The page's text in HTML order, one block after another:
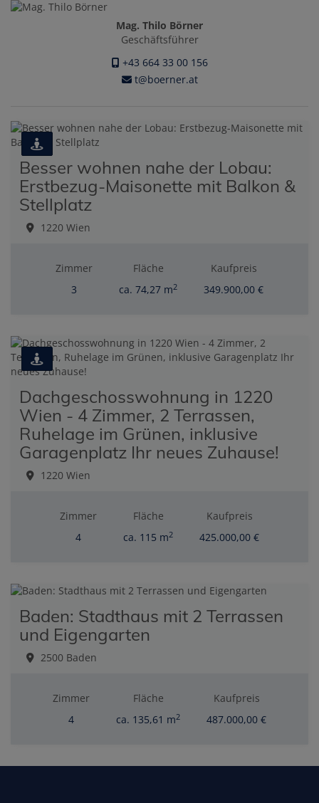
Mag. Thilo Börner
Geschäftsführer
+43 664 33 00 156
t@boerner.at
Besser wohnen nahe der Lobau:
Erstbezug-Maisonette mit Balkon &
Stellplatz
1220 Wien
Zimmer
3
Fläche
ca. 74,27 m2
Kaufpreis
349.900,00 €
Dachgeschosswohnung in 1220
Wien - 4 Zimmer, 2 Terrassen,
Ruhelage im Grünen, inklusive
Garagenplatz Ihr neues Zuhause!
1220 Wien
Zimmer
4
Fläche
ca. 115 m2
Kaufpreis
425.000,00 €
Baden: Stadthaus mit 2 Terrassen
und Eigengarten
2500 Baden
Zimmer
4
Fläche
ca. 135,61 m2
Kaufpreis
487.000,00 €